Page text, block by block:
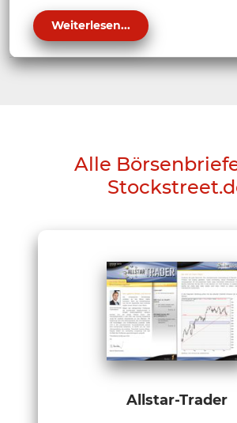
Weiterlesen...
Alle
Allstar-Trader